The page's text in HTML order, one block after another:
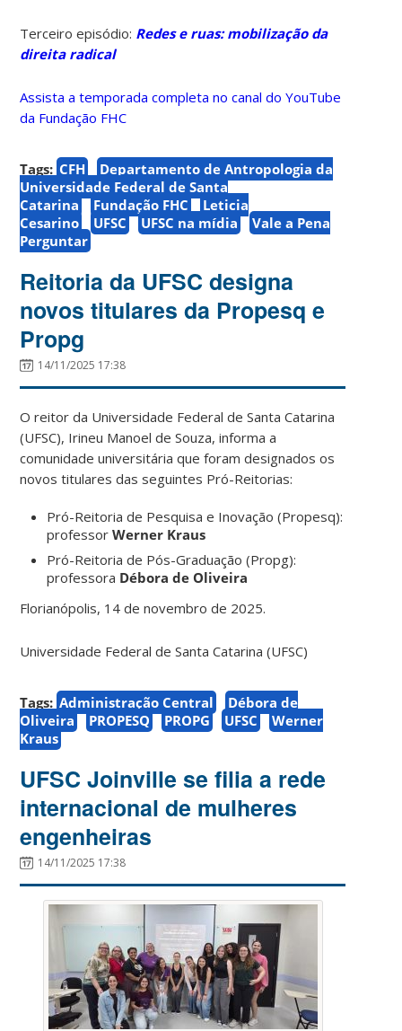
Terceiro episódio: Redes e ruas: mobilização da
direita radical
Assista a temporada completa no canal do YouTube
da Fundação FHC
Tags: CFH
Departamento de Antropologia da
Universidade Federal de Santa
Catarina
Fundação FHC
Leticia
Cesarino
UFSC UFSC na mídia
Vale a Pena
Perguntar
Reitoria da UFSC designa
novos titulares da Propesq e
Propg
14/11/2025 17:38
O reitor da Universidade Federal de Santa Catarina
(UFSC), Irineu Manoel de Souza, informa a
comunidade universitária que foram designados os
novos titulares das seguintes Pró-Reitorias:
Pró-Reitoria de Pesquisa e Inovação (Propesq):
professorWerner Kraus
Pró-Reitoria de Pós-Graduação (Propg):
professora Débora de Oliveira
Florianópolis, 14 de novembro de 2025.
Universidade Federal de Santa Catarina (UFSC)
Tags: Administração Central
Débora de
Oliveira
PROPESQ PROPG UFSC
Werner
Kraus
UFSC Joinville se filia a rede
internacional de mulheres
engenheiras
14/11/2025 17:38